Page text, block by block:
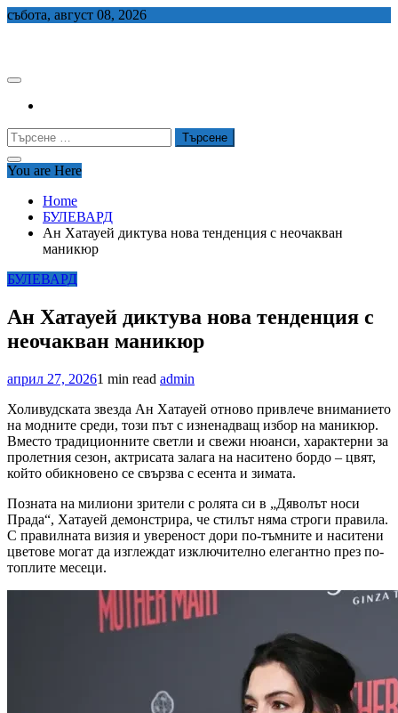
Skip
събота, август 08, 2026
Търсене
за:
You are Here
Home
БУЛЕВАРД
Ан Хатауей диктува нова тенденция с неочакван
маникюр
БУЛЕВАРД
Ан Хатауей диктува нова тенденция с
неочакван маникюр
април 27, 20261 min read admin
Холивудската звезда Ан Хатауей отново привлече вниманието
на модните среди, този път с изненадващ избор на маникюр.
Вместо традиционните светли и свежи нюанси, характерни за
пролетния сезон, актрисата залага на наситено бордо – цвят,
който обикновено се свързва с есента и зимата.
Позната на милиони зрители с ролята си в „Дяволът носи
Прада“, Хатауей демонстрира, че стилът няма строги правила.
С правилната визия и увереност дори по-тъмните и наситени
цветове могат да изглеждат изключително елегантно през по-
топлите месеци.